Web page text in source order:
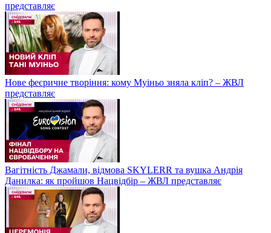
представляє
Нове феєричне творіння: кому Муіньо зняла кліп? – ЖВЛ
представляє
Вагітність Джамали, відмова SKYLERR та вушка Андрія
Данилка: як пройшов Нацвідбір – ЖВЛ представляє